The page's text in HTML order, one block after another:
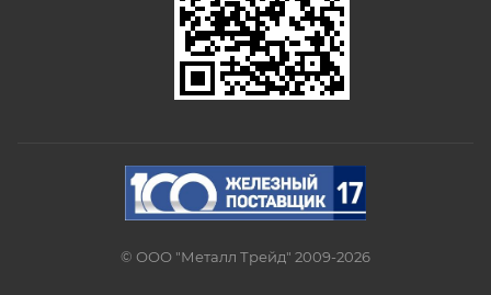
© ООО "Металл Трейд" 2009-2026